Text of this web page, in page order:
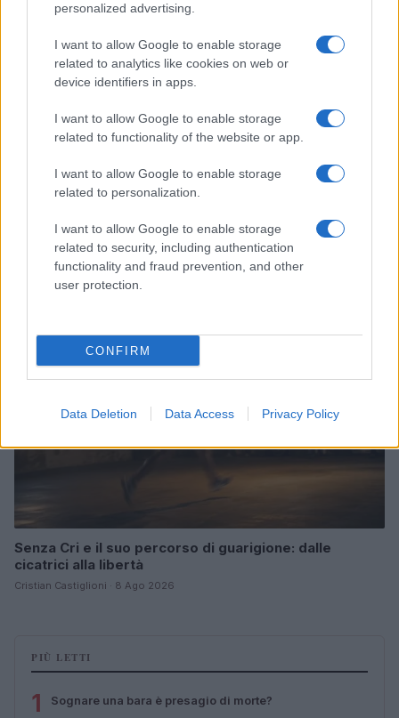
personalized advertising.
I want to allow Google to enable storage
related to analytics like cookies on web or
device identifiers in apps.
I want to allow Google to enable storage
related to functionality of the website or app.
I want to allow Google to enable storage
related to personalization.
I want to allow Google to enable storage
related to security, including authentication
functionality and fraud prevention, and other
user protection.
CONFIRM
Data Deletion Data Access Privacy Policy
Allenamento in spiaggia: sequenze a corpo libero
Cristian Castiglioni · 8 Ago 2026
Senza Cri e il suo percorso di guarigione: dalle
cicatrici alla libertà
Cristian Castiglioni · 8 Ago 2026
PIÙ LETTI
1 Sognare una bara è presagio di morte?